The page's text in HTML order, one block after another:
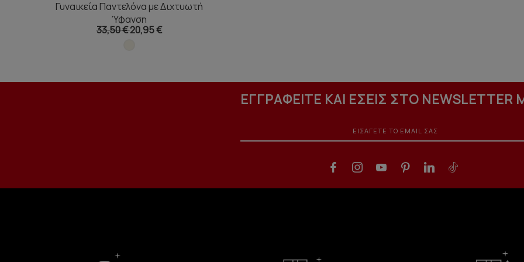
Γυναικεία Παντελόνα με Διχτυωτή
Ύφανση
33,50 €20,95 €
ΕΓΓΡΑΦΕΙΤΕ ΚΑΙ ΕΣΕΙΣ ΣΤΟ NEWSLETTER